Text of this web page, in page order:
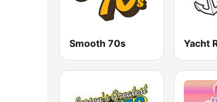
Smooth 70s Yacht